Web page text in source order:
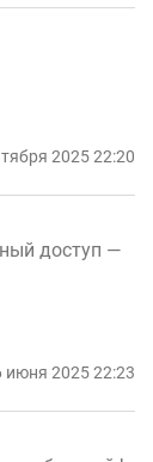
2025 22:20
доступ —
июня 2025 22:23